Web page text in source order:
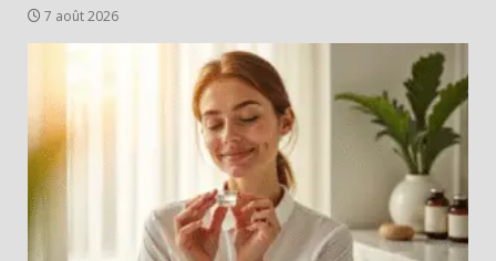
7 août 2026